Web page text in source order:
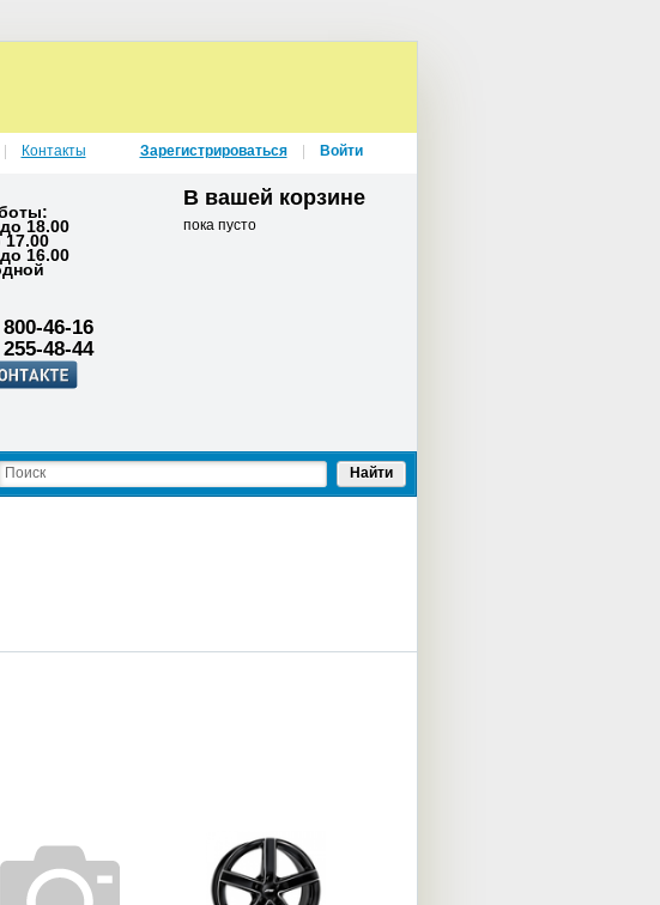
18.00
17.00
16.00
46-16
48-44
В вашей корзине
пока пусто
Найти
Контакты Зарегистрироваться Войти